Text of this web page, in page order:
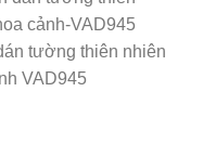
tường thiên nhiên
VAD945